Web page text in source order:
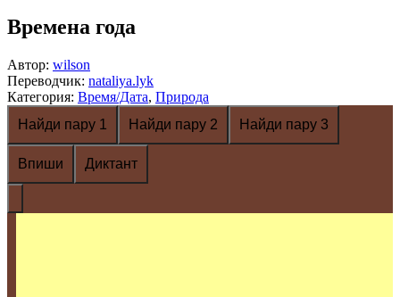
Времена года
Автор: wilson
Переводчик: nataliya.lyk
Категория: Время/Дата, Природа
Найди пару 1
Найди пару 2 Найди пару 3
Впиши Диктант